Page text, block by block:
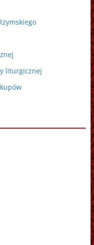
liturgicznej